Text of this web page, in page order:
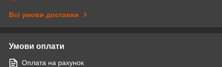
Всі умови доставки
Умови оплати
Оплата на рахунок